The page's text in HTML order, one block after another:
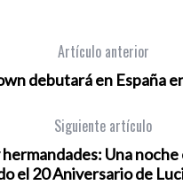
Artículo anterior
debutará en España
Siguiente artículo
hermandades: Una
el 20 Aniversario de